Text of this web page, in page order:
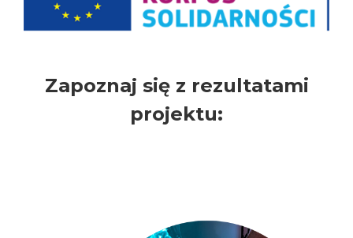
Zapoznaj się z rezultatami
projektu: